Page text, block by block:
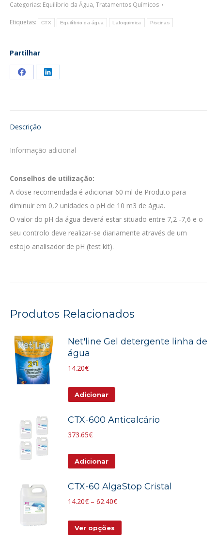
15
pH-
pH
líquido
Categorias: Equilíbrio da Água, Tratamentos Químicos
Etiquetas: CTX Equilíbrio da água Lafoquimica Piscinas
Partilhar
Share
Facebook
Share
LinkedIn
Descrição
Informação adicional
Conselhos de utilização:
A dose recomendada é adicionar 60 ml de Produto para
diminuir em 0,2 unidades o pH de 10 m3 de água.
O valor do pH da água deverá estar situado entre 7,2 -7,6 e o
seu controlo deve realizar-se diariamente através de um
estojo analisador de pH (test kit).
Produtos Relacionados
Net'line Gel detergente linha de
água
14.20€
Adicionar
CTX-600 Anticalcário
373.65€
Adicionar
CTX-60 AlgaStop Cristal
14.20€ – 62.40€Price
Ver opções